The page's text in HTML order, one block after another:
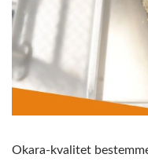
Okara-kvalitet